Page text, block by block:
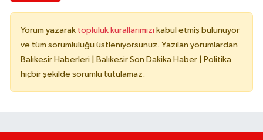
Yorum yazarak topluluk kurallarımızı kabul etmiş bulunuyor
ve tüm sorumluluğu üstleniyorsunuz. Yazılan yorumlardan
Balıkesir Haberleri | Balıkesir Son Dakika Haber | Politika
hiçbir şekilde sorumlu tutulamaz.